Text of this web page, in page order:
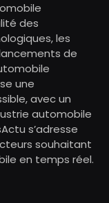
des
les
de
une
avec un
automobile
s’adresse
souhaitant
en temps réel.